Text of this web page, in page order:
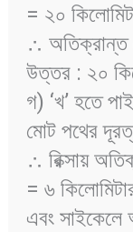
= ২০
∴ অতিক্রান্ত
উত্তর : ২০
গ) ‘খ’ হতে
মোট পথের
∴ রিক্সায়
= ৬
এবং